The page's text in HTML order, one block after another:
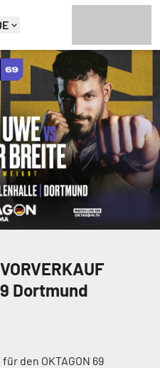
Dortmund
für den OKTAGON 69